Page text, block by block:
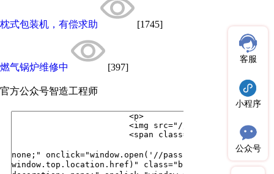
枕式包装机，有偿求助 [1745]
燃气锅炉维修中 [397]
官方公众号智造工程师
客服
小程序
公众号